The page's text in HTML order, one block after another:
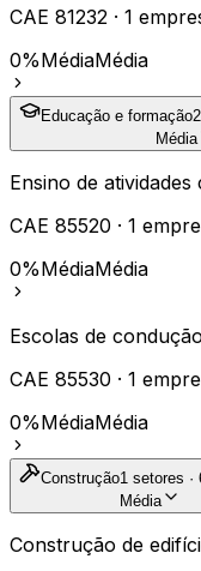
CAE 81232 · 1
0%MédiaMédia
Educação e formação2
Média
Ensino de atividades
CAE 85520 · 1
0%MédiaMédia
Escolas de
CAE 85530 · 1
0%MédiaMédia
Construção1 setores ·
Média
Construção de